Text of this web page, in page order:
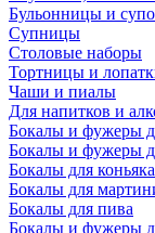
Бульонницы и
Супницы
Столовые наборы
Тортницы и
Чаши и пиалы
Для напитков и
Бокалы и фужеры
Бокалы и фужеры
Бокалы для
Бокалы для
Бокалы для пива
Бокалы и фужеры